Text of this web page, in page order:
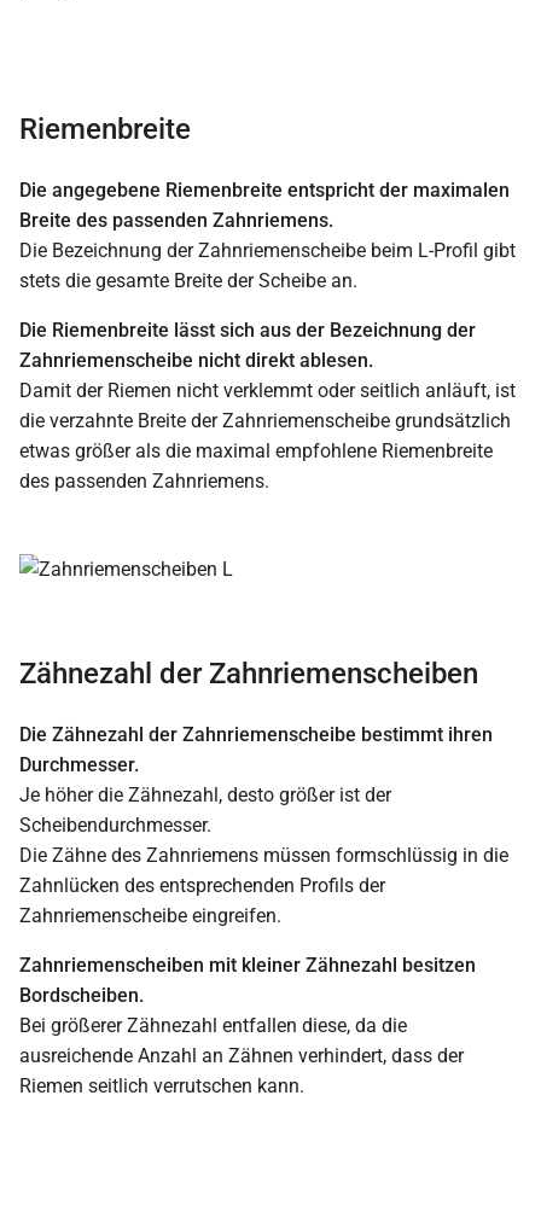
Riemenbreite
Die angegebene Riemenbreite entspricht der maximalen
Breite des passenden Zahnriemens.
Die Bezeichnung der Zahnriemenscheibe beim L-Profil gibt
stets die gesamte Breite der Scheibe an.
Die Riemenbreite lässt sich aus der Bezeichnung der
Zahnriemenscheibe nicht direkt ablesen.
Damit der Riemen nicht verklemmt oder seitlich anläuft, ist
die verzahnte Breite der Zahnriemenscheibe grundsätzlich
etwas größer als die maximal empfohlene Riemenbreite
des passenden Zahnriemens.
Zähnezahl der Zahnriemenscheiben
Die Zähnezahl der Zahnriemenscheibe bestimmt ihren
Durchmesser.
Je höher die Zähnezahl, desto größer ist der
Scheibendurchmesser.
Die Zähne des Zahnriemens müssen formschlüssig in die
Zahnlücken des entsprechenden Profils der
Zahnriemenscheibe eingreifen.
Zahnriemenscheiben mit kleiner Zähnezahl besitzen
Bordscheiben.
Bei größerer Zähnezahl entfallen diese, da die
ausreichende Anzahl an Zähnen verhindert, dass der
Riemen seitlich verrutschen kann.